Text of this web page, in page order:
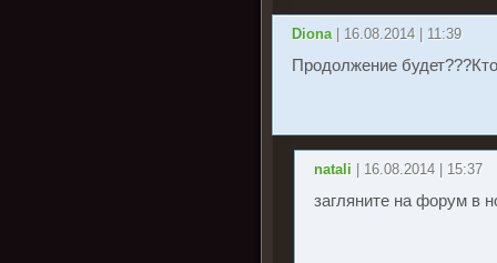
Diona | 16.08.2014 | 11:39
Продолжение
natali | 16.08.2014 | 15:37
загляните на форум в